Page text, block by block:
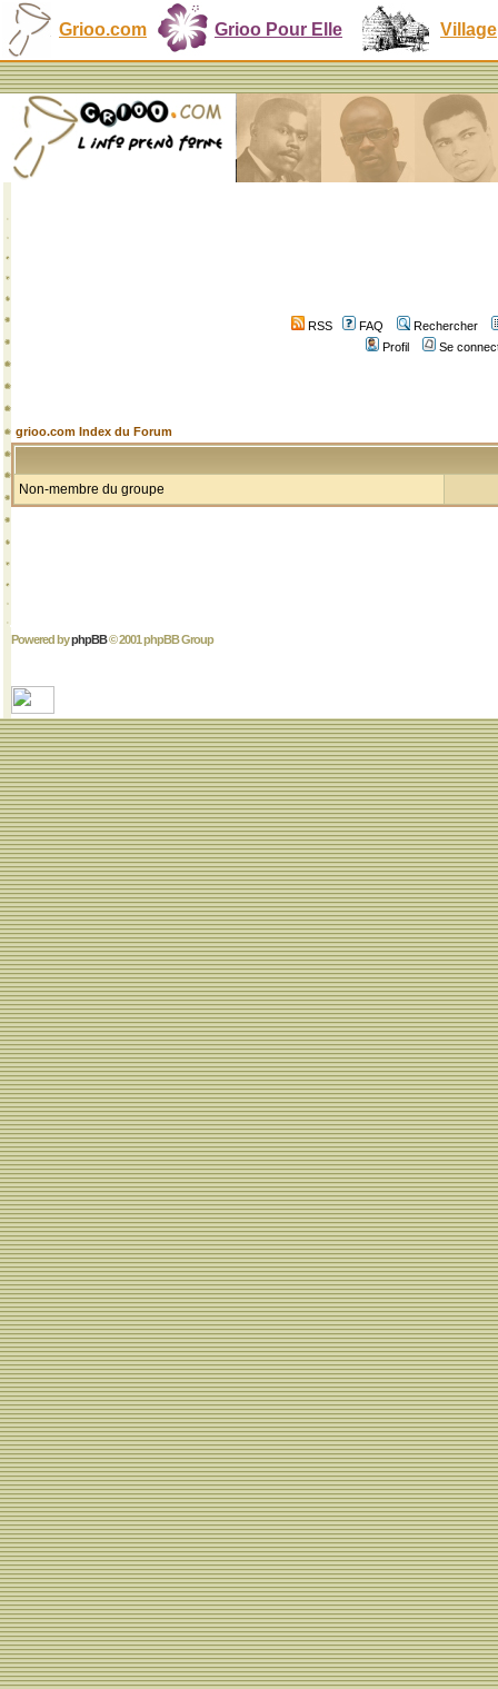
Grioo.com Grioo Pour Elle Village
RSS FAQ
Rechercher
Profil
Se
grioo.com Index du Forum
Non-membre du groupe
Powered byphpBB© 2001 phpBB Group